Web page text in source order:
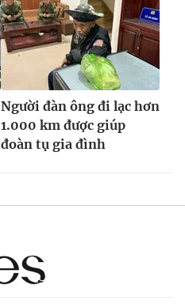
Người đàn ông đi lạc hơn
1.000 km được giúp
đoàn tụ gia đình